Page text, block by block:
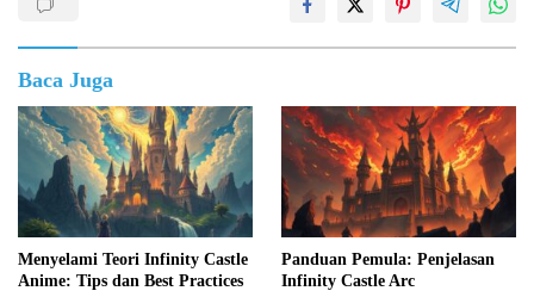
Baca Juga
Menyelami Teori Infinity Castle
Anime: Tips dan Best Practices
Panduan Pemula: Penjelasan
Infinity Castle Arc